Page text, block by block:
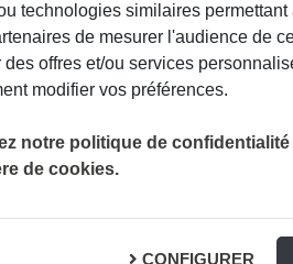
MATERNELLE
technologies similaires permettant
de mesurer l'audience de
des offres et/ou services
modifier vos préférences.
notre politique de
de cookies.
CONFIGURER